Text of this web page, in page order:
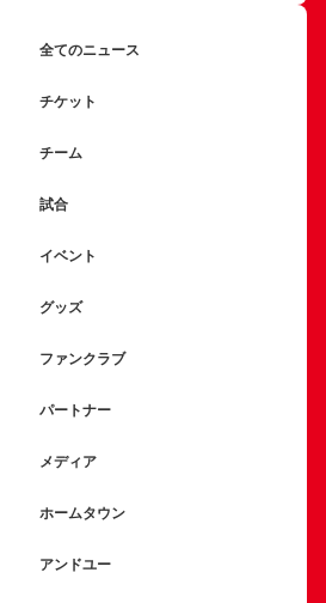
全てのニュース
チケット
チーム
試合
イベント
グッズ
ファンクラブ
パートナー
メディア
ホームタウン
アンドユー